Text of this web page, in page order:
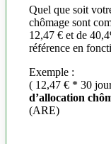
Quel que soit
chômage sont
12,47 € et de
référence en
Exemple :
( 12,47 € * 30
d’allocation
(ARE)